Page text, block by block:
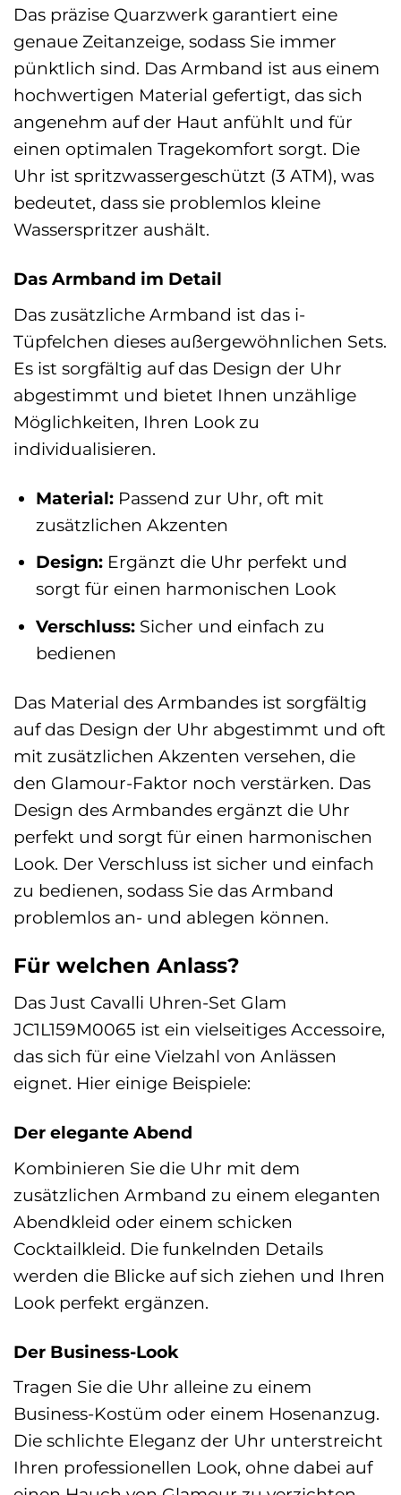
Das präzise Quarzwerk garantiert eine
genaue Zeitanzeige, sodass Sie immer
pünktlich sind. Das Armband ist aus einem
hochwertigen Material gefertigt, das sich
angenehm auf der Haut anfühlt und für
einen optimalen Tragekomfort sorgt. Die
Uhr ist spritzwassergeschützt (3 ATM), was
bedeutet, dass sie problemlos kleine
Wasserspritzer aushält.
Das Armband im Detail
Das zusätzliche Armband ist das i-
Tüpfelchen dieses außergewöhnlichen Sets.
Es ist sorgfältig auf das Design der Uhr
abgestimmt und bietet Ihnen unzählige
Möglichkeiten, Ihren Look zu
individualisieren.
Material:Passend zur Uhr, oft mit
zusätzlichen Akzenten
Design:Ergänzt die Uhr perfekt und
sorgt für einen harmonischen Look
Verschluss:Sicher und einfach zu
bedienen
Das Material des Armbandes ist sorgfältig
auf das Design der Uhr abgestimmt und oft
mit zusätzlichen Akzenten versehen, die
den Glamour-Faktor noch verstärken. Das
Design des Armbandes ergänzt die Uhr
perfekt und sorgt für einen harmonischen
Look. Der Verschluss ist sicher und einfach
zu bedienen, sodass Sie das Armband
problemlos an- und ablegen können.
Für welchen Anlass?
Das Just Cavalli Uhren-Set Glam
JC1L159M0065 ist ein vielseitiges Accessoire,
das sich für eine Vielzahl von Anlässen
eignet. Hier einige Beispiele:
Der elegante Abend
Kombinieren Sie die Uhr mit dem
zusätzlichen Armband zu einem eleganten
Abendkleid oder einem schicken
Cocktailkleid. Die funkelnden Details
werden die Blicke auf sich ziehen und Ihren
Look perfekt ergänzen.
Der Business-Look
Tragen Sie die Uhr alleine zu einem
Business-Kostüm oder einem Hosenanzug.
Die schlichte Eleganz der Uhr unterstreicht
Ihren professionellen Look, ohne dabei auf